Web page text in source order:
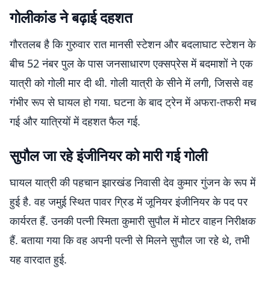
गोलीकांड ने बढ़ाई दहशत
गौरतलब है कि गुरुवार रात मानसी स्टेशन और बदलाघाट स्टेशन के
बीच 52 नंबर पुल के पास जनसाधारण एक्सप्रेस में बदमाशों ने एक
यात्री को गोली मार दी थी. गोली यात्री के सीने में लगी, जिससे वह
गंभीर रूप से घायल हो गया. घटना के बाद ट्रेन में अफरा-तफरी मच
गई और यात्रियों में दहशत फैल गई.
सुपौल जा रहे इंजीनियर को मारी गई गोली
घायल यात्री की पहचान झारखंड निवासी देव कुमार गुंजन के रूप में
हुई है. वह जमुई स्थित पावर ग्रिड में जूनियर इंजीनियर के पद पर
कार्यरत हैं. उनकी पत्नी स्मिता कुमारी सुपौल में मोटर वाहन निरीक्षक
हैं. बताया गया कि वह अपनी पत्नी से मिलने सुपौल जा रहे थे, तभी
यह वारदात हुई.